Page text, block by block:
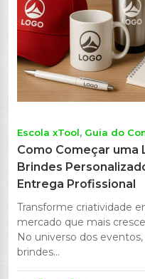
Escola xTool Guia do
Como Começar uma
Brindes
Entrega Profissional
Transforme criatividade
mercado que mais
No universo dos
brindes...